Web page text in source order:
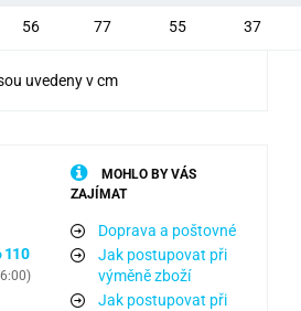
56 77 55 37
uvedeny v cm
110
MOHLO BY VÁS
ZAJÍMAT
Doprava a poštovné
Jak postupovat při
výměně zboží
Jak postupovat při